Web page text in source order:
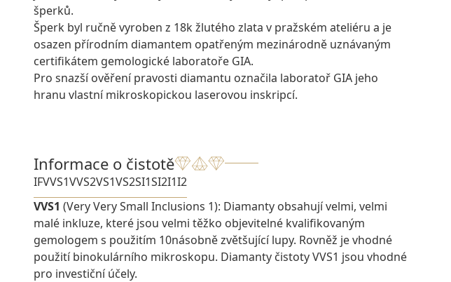
šperků.
Šperk byl ručně vyroben z 18k žlutého zlata v pražském ateliéru a je
osazen přírodním diamantem opatřeným mezinárodně uznávaným
certifikátem gemologické laboratoře GIA.
Pro snazší ověření pravosti diamantu označila laboratoř GIA jeho
hranu vlastní mikroskopickou laserovou inskripcí.
Informace o čistotě
IFVVS1VVS2VS1VS2SI1SI2I1I2
VVS1 (Very Very Small Inclusions 1): Diamanty obsahují velmi, velmi
malé inkluze, které jsou velmi těžko objevitelné kvalifikovaným
gemologem s použitím 10násobně zvětšující lupy. Rovněž je vhodné
použití binokulárního mikroskopu. Diamanty čistoty VVS1 jsou vhodné
pro investiční účely.